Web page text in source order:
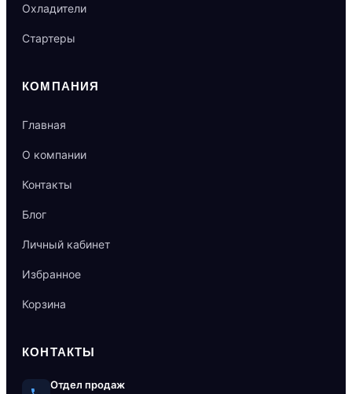
Охладители
Стартеры
КОМПАНИЯ
Главная
О компании
Контакты
Блог
Личный кабинет
Избранное
Корзина
КОНТАКТЫ
Отдел продаж